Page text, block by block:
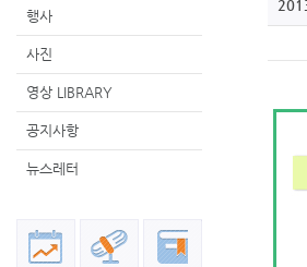
행사
사진
영상 LIBRARY
공지사항
뉴스레터